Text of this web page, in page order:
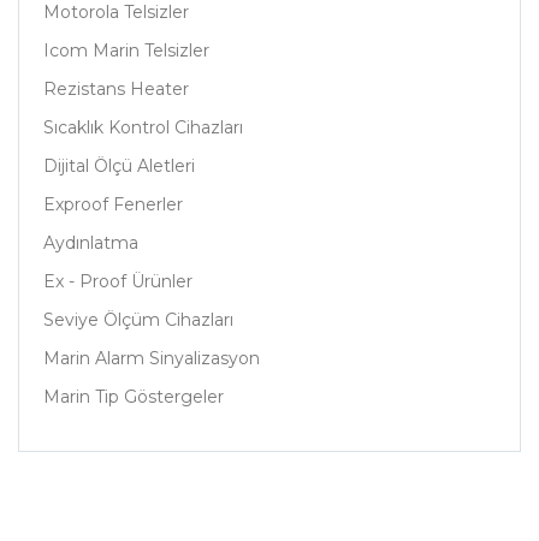
Motorola Telsizler
Icom Marin Telsizler
Rezistans Heater
Sıcaklık Kontrol Cihazları
Dijital Ölçü Aletleri
Exproof Fenerler
Aydınlatma
Ex - Proof Ürünler
Seviye Ölçüm Cihazları
Marin Alarm Sinyalizasyon
Marin Tip Göstergeler